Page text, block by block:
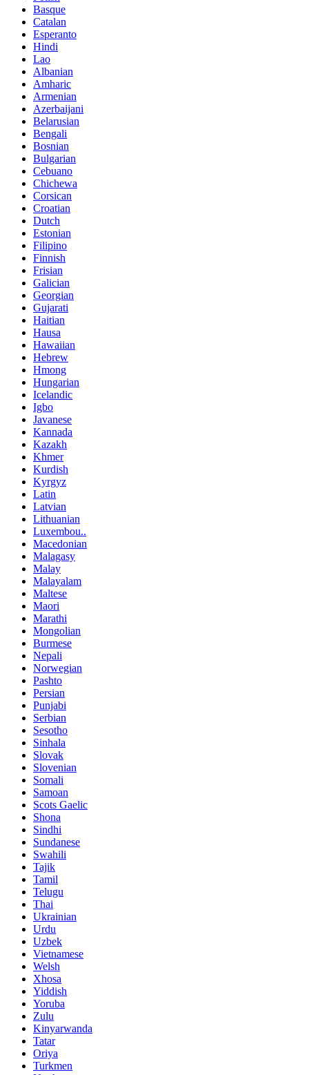
Basque
Catalan
Esperanto
Hindi
Lao
Albanian
Amharic
Armenian
Azerbaijani
Belarusian
Bengali
Bosnian
Bulgarian
Cebuano
Chichewa
Corsican
Croatian
Dutch
Estonian
Filipino
Finnish
Frisian
Galician
Georgian
Gujarati
Haitian
Hausa
Hawaiian
Hebrew
Hmong
Hungarian
Icelandic
Igbo
Javanese
Kannada
Kazakh
Khmer
Kurdish
Kyrgyz
Latin
Latvian
Lithuanian
Luxembou..
Macedonian
Malagasy
Malay
Malayalam
Maltese
Maori
Marathi
Mongolian
Burmese
Nepali
Norwegian
Pashto
Persian
Punjabi
Serbian
Sesotho
Sinhala
Slovak
Slovenian
Somali
Samoan
Scots Gaelic
Shona
Sindhi
Sundanese
Swahili
Tajik
Tamil
Telugu
Thai
Ukrainian
Urdu
Uzbek
Vietnamese
Welsh
Xhosa
Yiddish
Yoruba
Zulu
Kinyarwanda
Tatar
Oriya
Turkmen